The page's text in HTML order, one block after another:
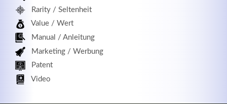
Rarity / Seltenheit
Value / Wert
Manual / Anleitung
Marketing / Werbung
Patent
Video